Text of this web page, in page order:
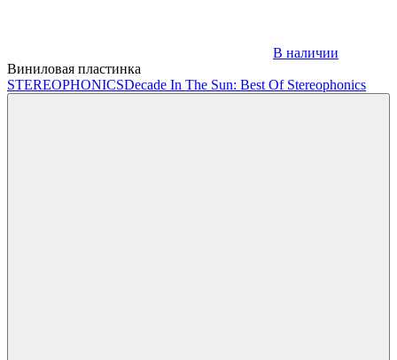
В наличии
Виниловая пластинка
STEREOPHONICSDecade In The Sun: Best Of Stereophonics